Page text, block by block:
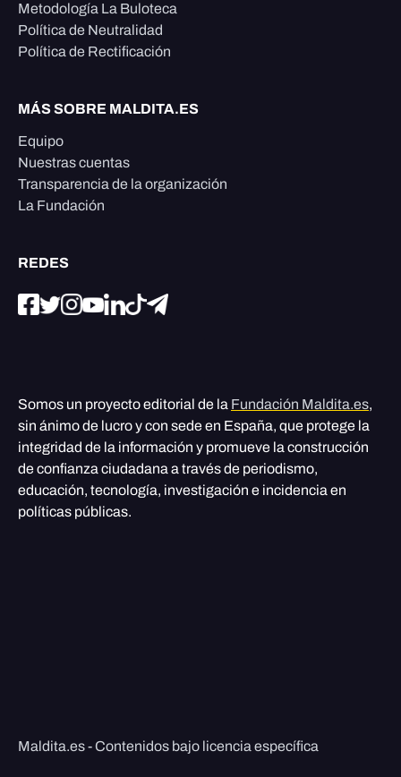
Metodología La Buloteca
Política de Neutralidad
Política de Rectificación
MÁS SOBRE MALDITA.ES
Equipo
Nuestras cuentas
Transparencia de la organización
La Fundación
REDES
Somos un proyecto editorial de la Fundación Maldita.es,
sin ánimo de lucro y con sede en España, que protege la
integridad de la información y promueve la construcción
de confianza ciudadana a través de periodismo,
educación, tecnología, investigación e incidencia en
políticas públicas.
Maldita.es - Contenidos bajo licencia específica